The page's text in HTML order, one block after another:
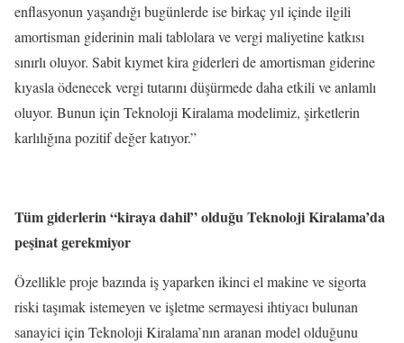
enflasyonun yaşandığı bugünlerde ise birkaç yıl içinde ilgili
amortisman giderinin mali tablolara ve vergi maliyetine katkısı
sınırlı oluyor. Sabit kıymet kira giderleri de amortisman giderine
kıyasla ödenecek vergi tutarını düşürmede daha etkili ve anlamlı
oluyor. Bunun için Teknoloji Kiralama modelimiz, şirketlerin
karlılığına pozitif değer katıyor.”
Tüm giderlerin “kiraya dahil” olduğu Teknoloji Kiralama’da
peşinat gerekmiyor
Özellikle proje bazında iş yaparken ikinci el makine ve sigorta
riski taşımak istemeyen ve işletme sermayesi ihtiyacı bulunan
sanayici için Teknoloji Kiralama’nın aranan model olduğunu